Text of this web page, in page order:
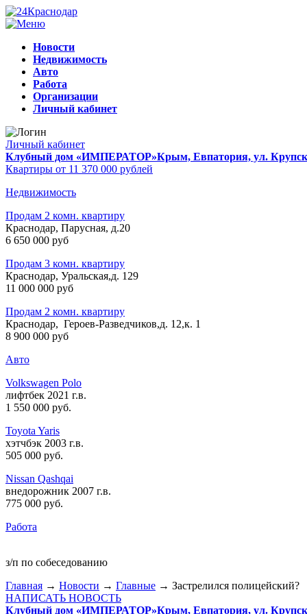
Новости
Недвижимость
Авто
Работа
Организации
Личный кабинет
Личный кабинет
Клубный дом «ИМПЕРАТОР»Крым, Евпатория, ул.
Квартиры от 11 370 000 рублей
Недвижимость
Продам 2 комн. квартиру
Краснодар, Парусная, д.20
6 650 000 руб
Продам 3 комн. квартиру
Краснодар, Уральская,д. 129
11 000 000 руб
Продам 2 комн. квартиру
Краснодар, Героев-Разведчиков,д. 12,к. 1
8 900 000 руб
Авто
Volkswagen Polo
лифтбек 2021 г.в.
1 550 000 руб.
Toyota Yaris
хэтчбэк 2003 г.в.
505 000 руб.
Nissan Qashqai
внедорожник 2007 г.в.
775 000 руб.
Работа
з/п по собеседованию
Главная → Новости → Главные → Застрелился полицейский?
НАПИСАТЬ НОВОСТЬ
Клубный дом «ИМПЕРАТОР»Крым, Евпатория, ул.